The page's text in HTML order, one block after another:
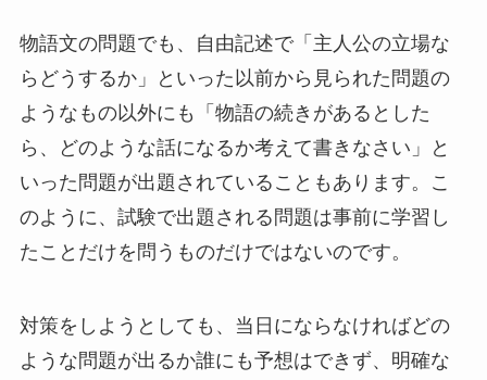
物語文の問題でも、自由記述で「主人公の立場な
らどうするか」といった以前から見られた問題の
ようなもの以外にも「物語の続きがあるとした
ら、どのような話になるか考えて書きなさい」と
いった問題が出題されていることもあります。こ
のように、試験で出題される問題は事前に学習し
たことだけを問うものだけではないのです。
対策をしようとしても、当日にならなければどの
ような問題が出るか誰にも予想はできず、明確な